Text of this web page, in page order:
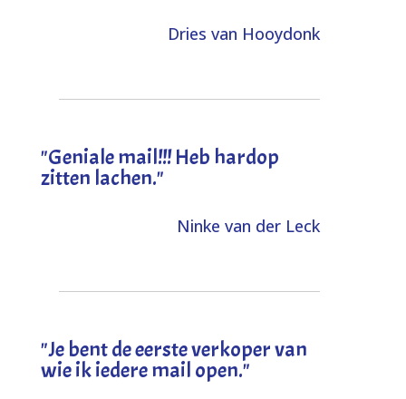
Dries van Hooydonk
"Geniale mail!!! Heb hardop
zitten lachen."
Ninke van der Leck
"Je bent de eerste verkoper van
wie ik iedere mail open."